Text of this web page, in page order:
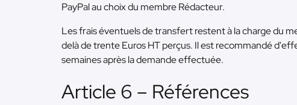
PayPal au choix du membre Rédacteur.
Les frais éventuels de transfert restent à la charge du
delà de trente Euros HT perçus. Il est recommandé
semaines après la demande effectuée.
Article 6 – Références